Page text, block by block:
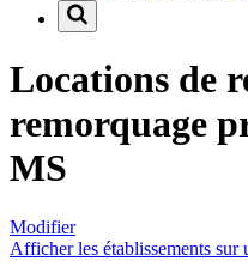
Locations de
remorquage
MS
Modifier
Afficher les établissements sur